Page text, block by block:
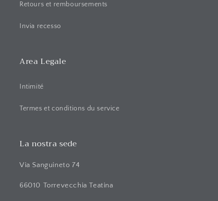
Retours et remboursements
Invia recesso
Area Legale
Intimité
Termes et conditions du service
La nostra sede
Via Sanguineto 74
66010 Torrevecchia Teatina